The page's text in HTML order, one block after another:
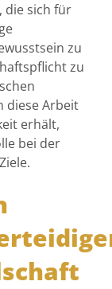
die sich für
zu
zu
diese Arbeit
erhält,
bei der